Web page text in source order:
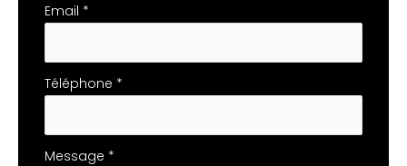
Email *
Téléphone *
Message *